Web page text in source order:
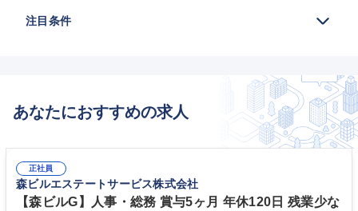
注目条件
あなたにおすすめの求人
正社員
森ビルエステートサービス株式会社
【森ビルG】人事・総務 賞与5ヶ月 年休120日 残業少な